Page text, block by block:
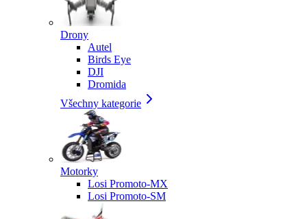
Drony
Autel
Birds Eye
DJI
Dromida
Všechny kategorie
Motorky
Losi Promoto-MX
Losi Promoto-SM